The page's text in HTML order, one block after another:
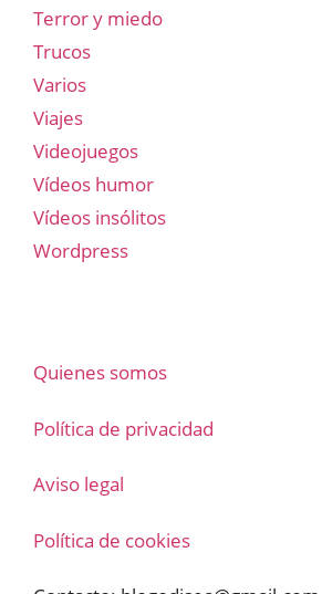
Terror y miedo
Trucos
Varios
Viajes
Videojuegos
Vídeos humor
Vídeos insólitos
Wordpress
Quienes somos
Política de privacidad
Aviso legal
Política de cookies